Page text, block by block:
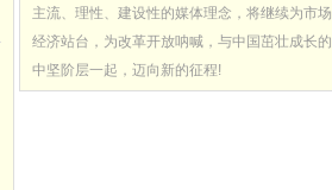
主流、理性、建设性的媒体理念，将继续为市场
经济站台，为改革开放呐喊，与中国茁壮成长的
中坚阶层一起，迈向新的征程!